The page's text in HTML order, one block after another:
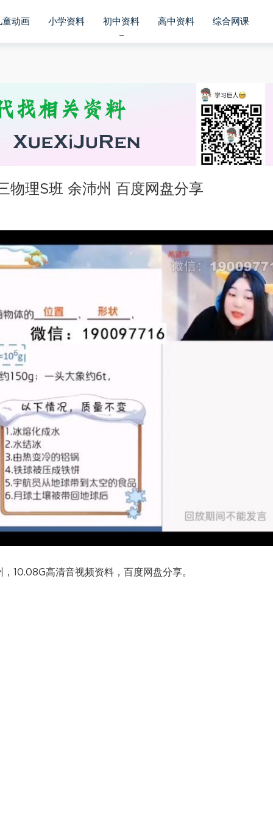
童动画 小学资料 初中资料 高中资料 综合网课
物理S班 余沛州 百度网盘分享
10.08G高清音视频资料，百度网盘分享。